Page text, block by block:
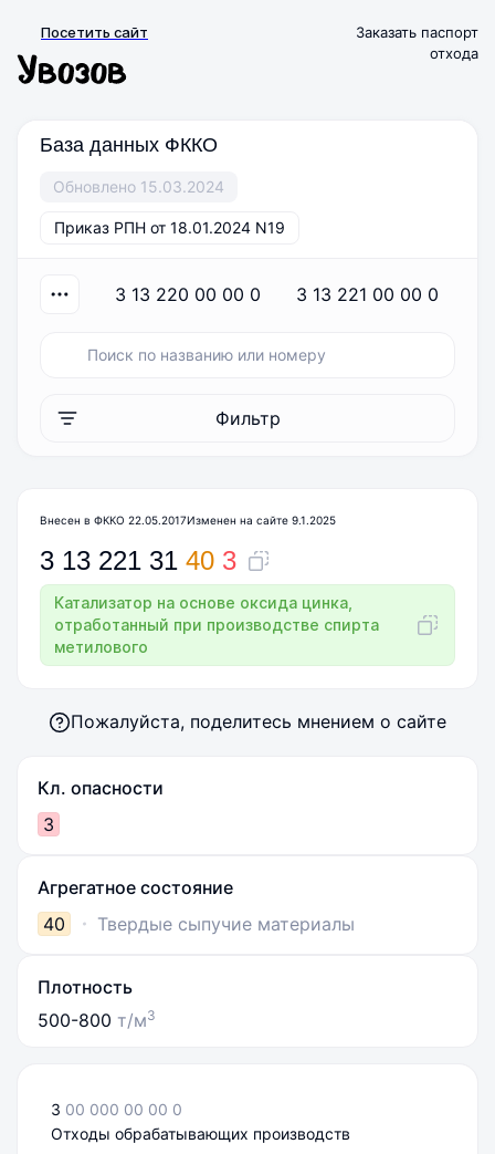
Посетить сайт
Заказать паспорт
отхода
База данных ФККО
Обновлено 15.03.2024
Приказ РПН от 18.01.2024 N19
3 13 220 00 00 0 3 13 221 00 00 0
Фильтр
3 13 221 31 40 3
Внесен в ФККО 22.05.2017Изменен на сайте 9.1.2025
Катализатор на основе оксида цинка,
отработанный при производстве спирта
метилового
Пожалуйста, поделитесь мнением о сайте
Кл. опасности
3
Агрегатное состояние
40
Твердые сыпучие материалы
Плотность
500-800 т/м3
3 00 000 00 00 0
Отходы обрабатывающих производств